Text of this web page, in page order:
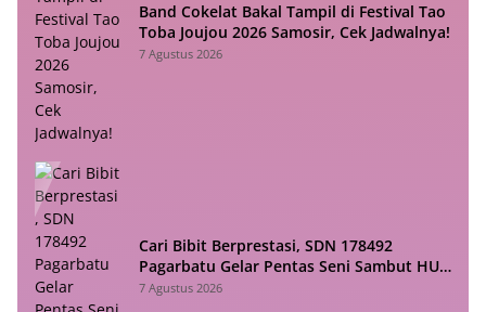
Band Cokelat Bakal Tampil di Festival Tao
Toba Joujou 2026 Samosir, Cek Jadwalnya!
7 Agustus 2026
Cari Bibit Berprestasi, SDN 178492
Pagarbatu Gelar Pentas Seni Sambut HUT
RI
7 Agustus 2026